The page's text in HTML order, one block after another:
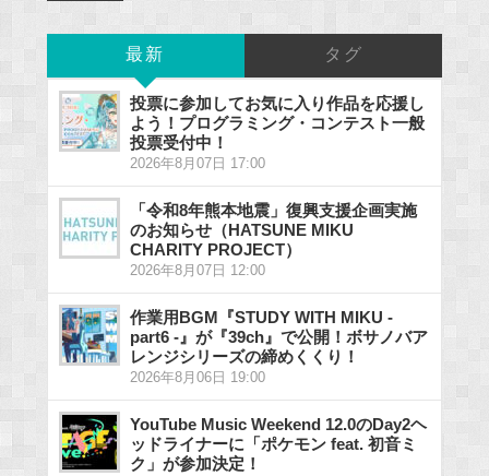
最新 タグ
投票に参加してお気に入り作品を応援し
よう！プログラミング・コンテスト一般
投票受付中！
2026年8月07日 17:00
「令和8年熊本地震」復興支援企画実施
のお知らせ（HATSUNE MIKU
CHARITY PROJECT）
2026年8月07日 12:00
作業用BGM『STUDY WITH MIKU -
part6 -』が『39ch』で公開！ボサノバア
レンジシリーズの締めくくり！
2026年8月06日 19:00
YouTube Music Weekend 12.0のDay2ヘ
ッドライナーに「ポケモン feat. 初音ミ
ク」が参加決定！